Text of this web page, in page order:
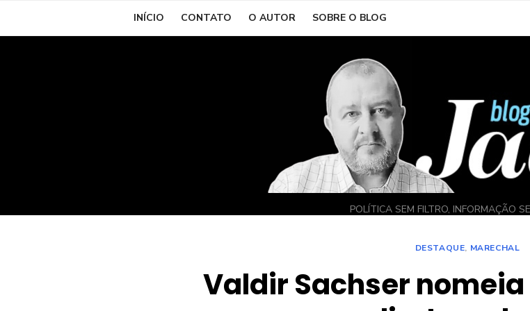
INÍCIO CONTATO O AUTOR SOBRE O BLOG
POLÍTICA SEM FILTRO, INFORMAÇÃO
DESTAQUE, MARECHAL
Valdir Sachser nomeia